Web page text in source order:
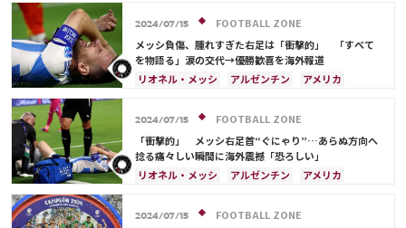
2024/07/15
FOOTBALL ZONE
メッシ負傷、腫れすぎた右足は「衝撃的」 「すべて
を物語る」涙の交代→優勝歓喜を海外報道
リオネル・メッシ
アルゼンチン アメリカ
2024/07/15
FOOTBALL ZONE
「衝撃的」 メッシ右足首“ぐにゃり”…あらぬ方向へ
捻る痛々しい瞬間に海外震撼「恐ろしい」
リオネル・メッシ
アルゼンチン
アメリカ
2024/07/15
FOOTBALL ZONE